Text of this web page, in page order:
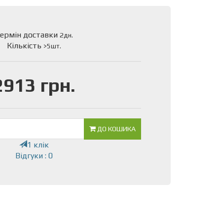
доставки 2дн.
Кількість >5шт.
грн.
ДО КОШИКА
1 клік
Відгуки : 0